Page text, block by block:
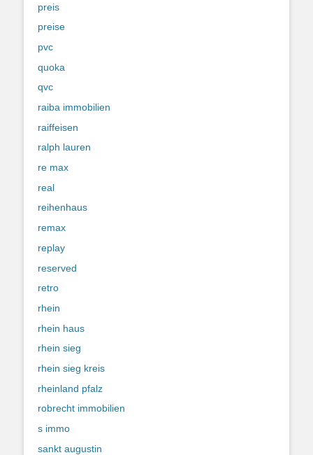
preis
preise
pvc
quoka
qvc
raiba immobilien
raiffeisen
ralph lauren
re max
real
reihenhaus
remax
replay
reserved
retro
rhein
rhein haus
rhein sieg
rhein sieg kreis
rheinland pfalz
robrecht immobilien
s immo
sankt augustin